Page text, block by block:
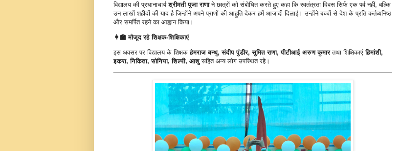
विद्यालय की प्रधानाचार्यश्रीमती पूजा राणाने छात्रों को संबोधित करते हुए कहा कि स्वतंत्रता दिवस सिर्फ एक पर्व नहीं, बल्कि
उन लाखों शहीदों की याद है जिन्होंने अपने प्राणों की आहुति देकर हमें आजादी दिलाई। उन्होंने बच्चों से देश के प्रति कर्तव्यनिष्ठ
और समर्पित रहने का आह्वान किया।
👩‍🏫 मौजूद रहे शिक्षक-शिक्षिकाएं
इस अवसर पर विद्यालय के शिक्षकहेमराज बन्धु, संदीप पुंडीर, सुमित राणा, पीटीआई अरुण कुमारतथा शिक्षिकाएंहिमांशी,
इकरा, निकिता, सोनिया, शिल्पी, आशु सहित अन्य लोग उपस्थित रहे।